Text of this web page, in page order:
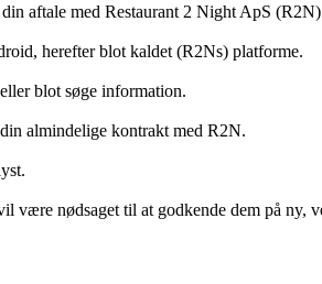
aftale med Restaurant 2 Night ApS
herefter blot kaldet (R2Ns) platforme.
blot søge information.
almindelige kontrakt med R2N.
være nødsaget til at godkende dem på ny,